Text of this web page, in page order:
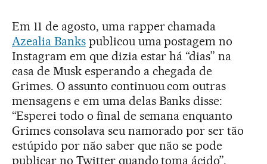
Em 11 de agosto, uma rapper chamada
Azealia Bankspublicou uma postagem no
Instagram em que dizia estar há “dias” na
casa de Musk esperando a chegada de
Grimes. O assunto continuou com outras
mensagens e em uma delas Banks disse:
“Esperei todo o final de semana enquanto
Grimes consolava seu namorado por ser tão
estúpido por não saber que não se pode
publicar no Twitter quando toma ácido”.